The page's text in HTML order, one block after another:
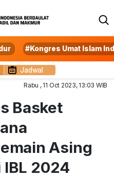
#Kongres Umat Islam
Jadwal
Rabu , 11 Oct 2023, 13:03 WIB
Basket
Asing
IBL 2024